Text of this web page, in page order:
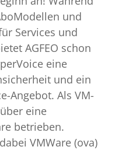
und
Services und
AGFEO schon
eine
und ein
Angebot. Als VM-
eine
betrieben.
VMWare (ova)